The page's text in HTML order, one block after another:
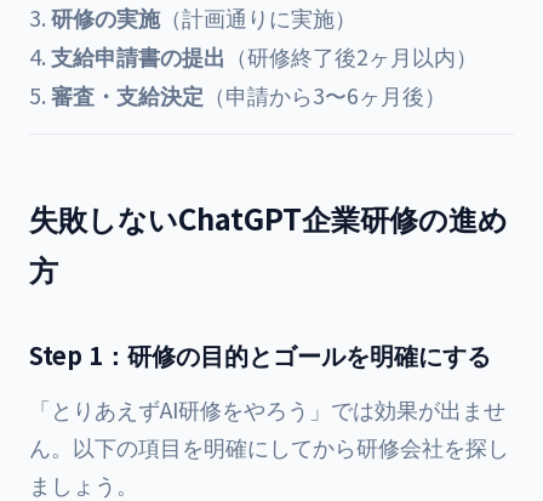
研修の実施（計画通りに実施）
支給申請書の提出 （研修終了後2ヶ月以内）
審査・支給決定 （申請から3〜6ヶ月後）
失敗しないChatGPT企業研修の進め
方
Step 1：研修の目的とゴールを明確にする
「とりあえずAI研修をやろう」では効果が出ませ
ん。以下の項目を明確にしてから研修会社を探し
ましょう。